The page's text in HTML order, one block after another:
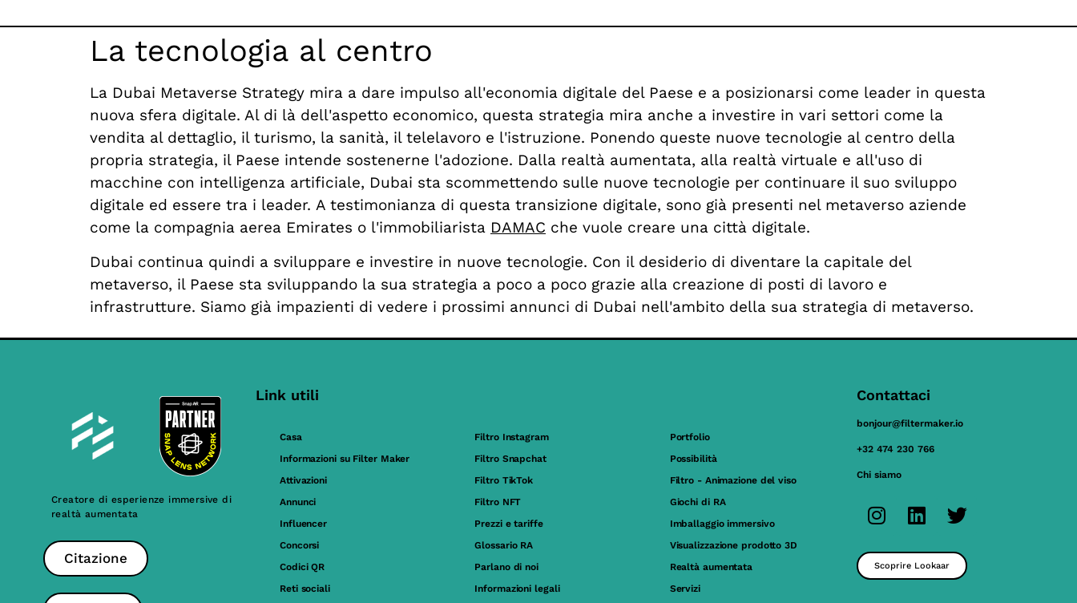
La tecnologia al centro
La Dubai Metaverse Strategy mira a dare impulso all'economia digitale del Paese e a posizionarsi come leader in questa
nuova sfera digitale. Al di là dell'aspetto economico, questa strategia mira anche a investire in vari settori come la
vendita al dettaglio, il turismo, la sanità, il telelavoro e l'istruzione. Ponendo queste nuove tecnologie al centro della
propria strategia, il Paese intende sostenerne l'adozione. Dalla realtà aumentata, alla realtà virtuale e all'uso di
macchine con intelligenza artificiale, Dubai sta scommettendo sulle nuove tecnologie per continuare il suo sviluppo
digitale ed essere tra i leader. A testimonianza di questa transizione digitale, sono già presenti nel metaverso aziende
come la compagnia aerea Emirates o l'immobiliarista DAMAC che vuole creare una città digitale.
Dubai continua quindi a sviluppare e investire in nuove tecnologie. Con il desiderio di diventare la capitale del
metaverso, il Paese sta sviluppando la sua strategia a poco a poco grazie alla creazione di posti di lavoro e
infrastrutture. Siamo già impazienti di vedere i prossimi annunci di Dubai nell'ambito della sua strategia di metaverso.
Creatore di esperienze immersive di
realtà aumentata
Citazione
Link utili
Casa
Informazioni su Filter Maker
Attivazioni
Annunci
Influencer
Concorsi
Codici QR
Reti sociali
Filtro Instagram
Filtro Snapchat
Filtro TikTok
Filtro NFT
Prezzi e tariffe
Glossario RA
Parlano di noi
Informazioni legali
Portfolio
Possibilità
Filtro - Animazione del viso
Giochi di RA
Imballaggio immersivo
Visualizzazione prodotto 3D
Realtà aumentata
Servizi
Contattaci
bonjour@filtermaker.io
+32 474 230 766
Chi siamo
Scoprire Lookaar